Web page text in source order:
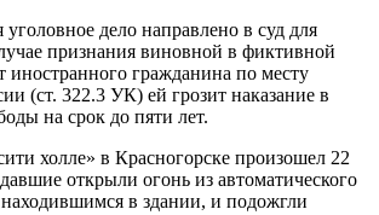
дело направлено в суд для
признания виновной в фиктивной
иностранного гражданина по месту
(ст. 322.3 УК) ей грозит наказание в
на срок до пяти лет.
холле» в Красногорске произошел 22
открыли огонь из автоматического
в здании, и подожгли